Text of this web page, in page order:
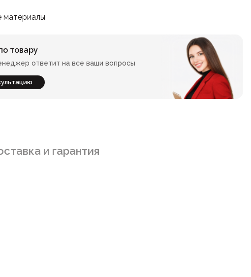
материалы
товару
ответит на все ваши вопросы
и гарантия